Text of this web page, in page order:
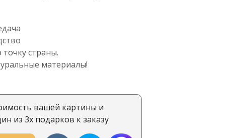
вашей картины и
из 3х подарков к заказу
страны.
материалы!